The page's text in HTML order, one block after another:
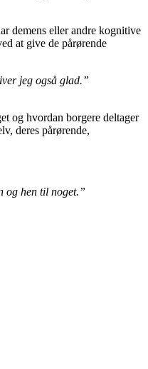
demens eller andre kognitive
at give de pårørende
jeg også glad.”
og hvordan borgere deltager
deres pårørende,
og hen til noget.”